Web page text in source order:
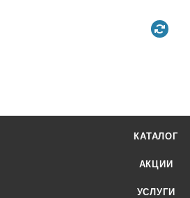
КАТАЛОГ
АКЦИИ
УСЛУГИ